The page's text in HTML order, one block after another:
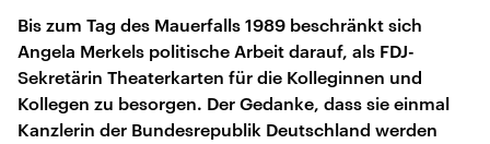
Bis zum Tag des Mauerfalls 1989 beschränkt sich
Angela Merkels politische Arbeit darauf, als FDJ-
Sekretärin Theaterkarten für die Kolleginnen und
Kollegen zu besorgen. Der Gedanke, dass sie einmal
Kanzlerin der Bundesrepublik Deutschland werden